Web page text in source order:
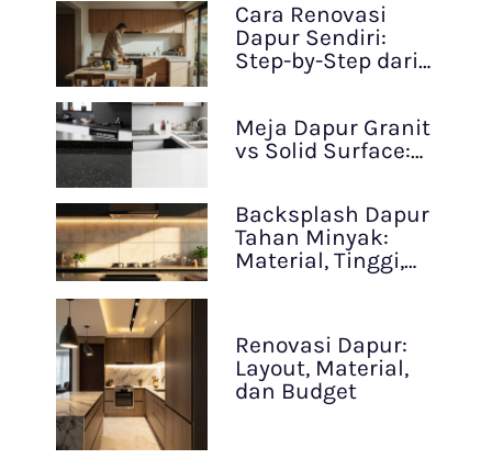
Cara Renovasi
Dapur Sendiri:
Step-by-Step dari…
Meja Dapur Granit
vs Solid Surface:…
Backsplash Dapur
Tahan Minyak:
Material, Tinggi,…
Renovasi Dapur:
Layout, Material,
dan Budget